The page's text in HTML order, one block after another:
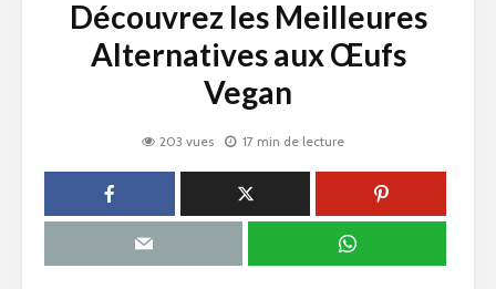
Découvrez les Meilleures
Alternatives aux Œufs
Vegan
203 vues 17 min de lecture